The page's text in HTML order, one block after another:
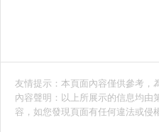
友情提示：本頁面內容僅供參考，
內容聲明：以上所展示的信息均由
容，如您發現頁面有任何違法或侵